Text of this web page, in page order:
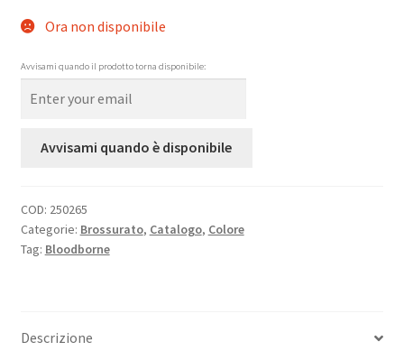
Ora non disponibile
Avvisami quando il prodotto torna disponibile:
Avvisami quando è disponibile
COD: 250265
Categorie: Brossurato, Catalogo, Colore
Tag: Bloodborne
Descrizione